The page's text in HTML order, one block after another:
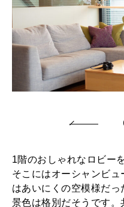
1階のおしゃれなロビー
そこにはオーシャンビュ
はあいにくの空模様だ
景色は格別だそうです。